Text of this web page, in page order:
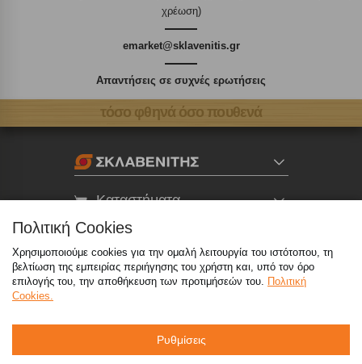
χρέωση)
emarket@sklavenitis.gr
Απαντήσεις σε συχνές ερωτήσεις
τόσο φθηνά όσο πουθενά
Καταστήματα
info@sklavenitis.gr
Πολιτική Cookies
Χρησιμοποιούμε cookies για την ομαλή λειτουργία του ιστότοπου, τη
βελτίωση της εμπειρίας περιήγησης του χρήστη και, υπό τον όρο
επιλογής του, την αποθήκευση των προτιμήσεών του. Πολιτική
Cookies.
Ρυθμίσεις